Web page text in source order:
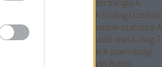
rabjai
A nyertes trilógia A
A sivatag lázadója
egyenlete
A szerencsejáték szabályai A
boszorkánya
A tacskó Pradát viselA világ 7
A Yellowstone alfahímjei A zsarnokság
Babilon Kiadó Babits-